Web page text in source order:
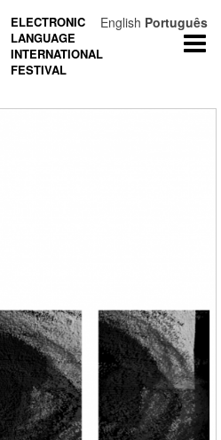
ELECTRONIC
LANGUAGE
INTERNATIONAL
FESTIVAL
English Português